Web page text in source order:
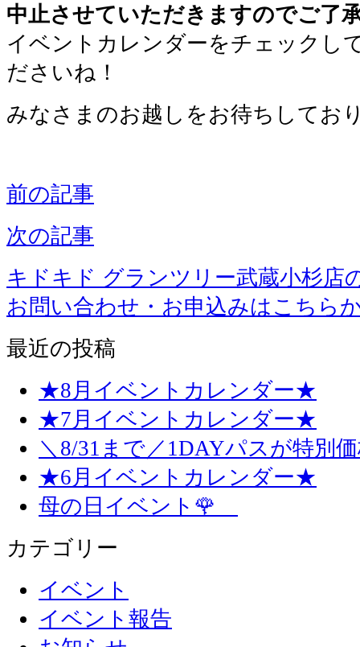
中止させていただきますのでご了
イベントカレンダーをチェックし
ださいね！
みなさまのお越しをお待ちしてお
前の記事
次の記事
キドキド グランツリー武蔵小杉店
お問い合わせ・お申込みはこちら
最近の投稿
★8月イベントカレンダー★
★7月イベントカレンダー★
＼8/31まで／1DAYパスが特別
★6月イベントカレンダー★
母の日イベント🌹
カテゴリー
イベント
イベント報告